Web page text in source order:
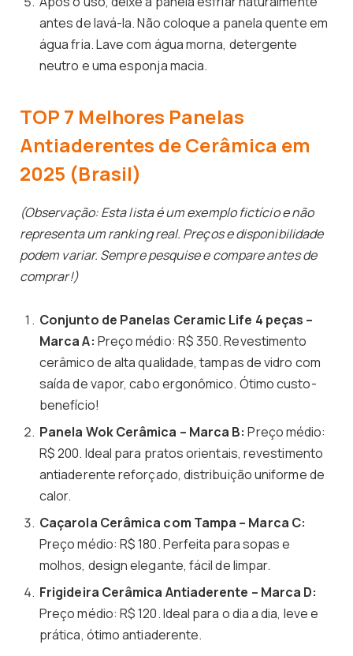
antes de lavá-la. Não coloque a panela quente em
água fria. Lave com água morna, detergente
neutro e uma esponja macia.
TOP 7 Melhores Panelas
Antiaderentes de Cerâmica em
2025 (Brasil)
(Observação: Esta lista é um exemplo fictício e não
representa um ranking real. Preços e disponibilidade
podem variar. Sempre pesquise e compare antes de
comprar!)
Conjunto de Panelas Ceramic Life 4 peças –
Marca A: Preço médio: R$ 350. Revestimento
cerâmico de alta qualidade, tampas de vidro com
saída de vapor, cabo ergonômico. Ótimo custo-
benefício!
Panela Wok Cerâmica – Marca B: Preço médio:
R$ 200. Ideal para pratos orientais, revestimento
antiaderente reforçado, distribuição uniforme de
calor.
Caçarola Cerâmica com Tampa – Marca C:
Preço médio: R$ 180. Perfeita para sopas e
molhos, design elegante, fácil de limpar.
Frigideira Cerâmica Antiaderente – Marca D:
Preço médio: R$ 120. Ideal para o dia a dia, leve e
prática, ótimo antiaderente.